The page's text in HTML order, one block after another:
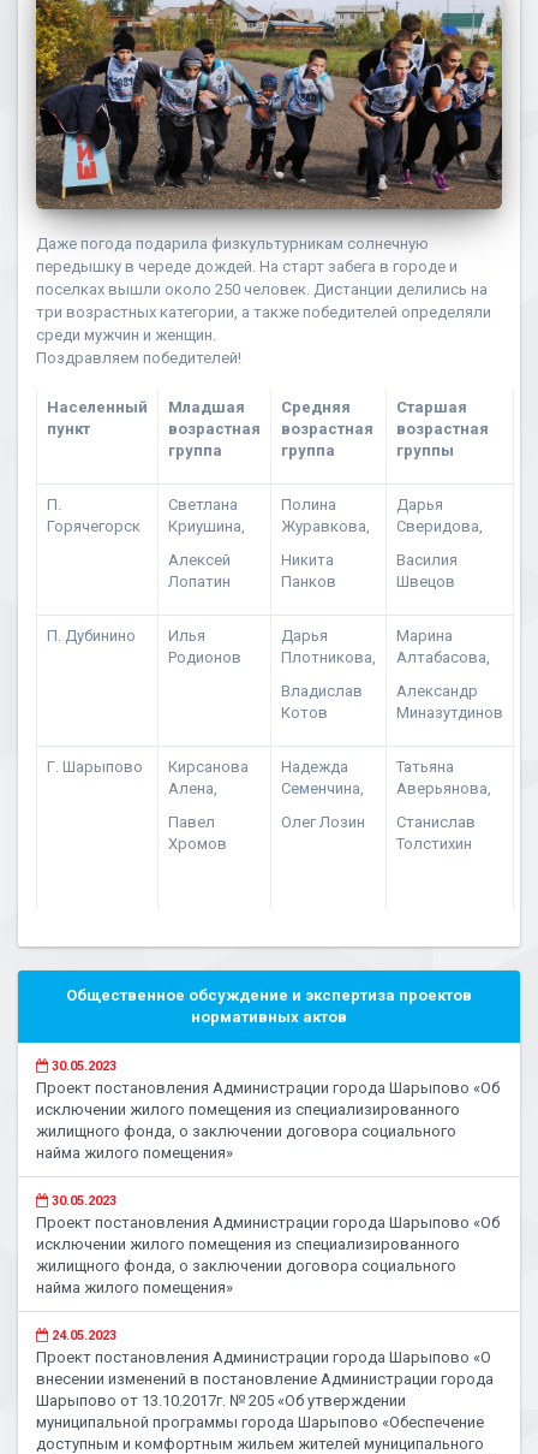
Даже погода подарила физкультурникам солнечную
передышку в череде дождей. На старт забега в городе и
поселках вышли около 250 человек. Дистанции делились на
три возрастных категории, а также победителей определяли
среди мужчин и женщин.
Поздравляем победителей!
Населенный
пункт
Младшая
возрастная
группа
Средняя
возрастная
группа
Старшая
возрастная
группы
П.
Горячегорск
Светлана
Криушина,
Алексей
Лопатин
Полина
Журавкова,
Никита
Панков
Дарья
Сверидова,
Василия
Швецов
П. Дубинино
Илья
Родионов
Дарья
Плотникова,
Владислав
Котов
Марина
Алтабасова,
Александр
Миназутдинов
Г. Шарыпово
Кирсанова
Алена,
Павел
Хромов
Надежда
Семенчина,
Олег Лозин
Татьяна
Аверьянова,
Станислав
Толстихин
Общественное обсуждение и экспертиза проектов
нормативных актов
30.05.2023
Проект постановления Администрации города Шарыпово «Об
исключении жилого помещения из специализированного
жилищного фонда, о заключении договора социального
найма жилого помещения»
30.05.2023
Проект постановления Администрации города Шарыпово «Об
исключении жилого помещения из специализированного
жилищного фонда, о заключении договора социального
найма жилого помещения»
24.05.2023
Проект постановления Администрации города Шарыпово «О
внесении изменений в постановление Администрации города
Шарыпово от 13.10.2017г. № 205 «Об утверждении
муниципальной программы города Шарыпово «Обеспечение
доступным и комфортным жильем жителей муниципального